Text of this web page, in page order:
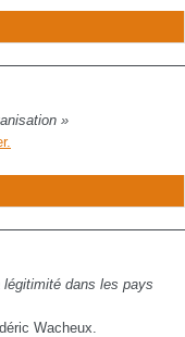
»
dans les pays
Wacheux.